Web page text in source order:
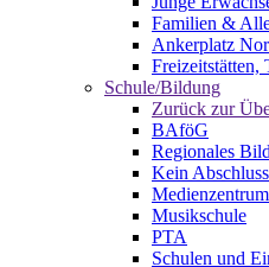
Familien &
Ankerplatz
Freizeitstätten,
Schule/Bildung
Zurück zur
BAföG
Regionales
Kein
Musikschule
PTA
Schulen und